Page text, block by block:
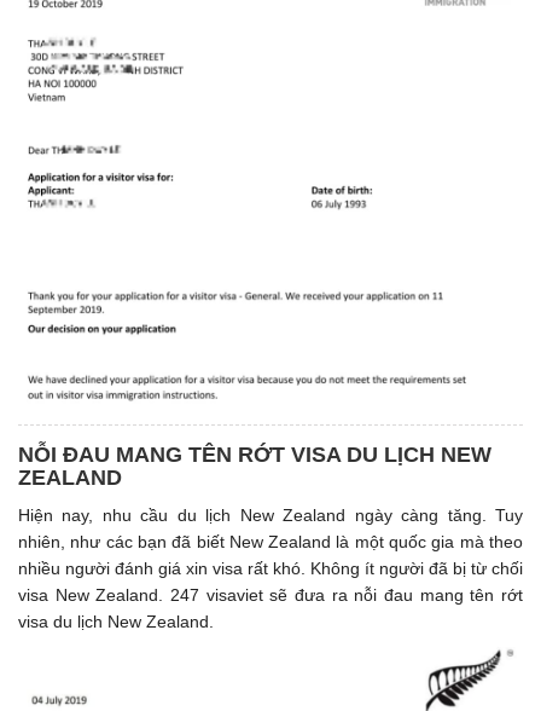
NỖI ĐAU MANG TÊN RỚT VISA DU LỊCH NEW
ZEALAND
Hiện nay, nhu cầu du lịch New Zealand ngày càng tăng. Tuy
nhiên, như các bạn đã biết New Zealand là một quốc gia mà theo
nhiều người đánh giá xin visa rất khó. Không ít người đã bị từ chối
visa New Zealand. 247 visaviet sẽ đưa ra nỗi đau mang tên rớt
visa du lịch New Zealand.